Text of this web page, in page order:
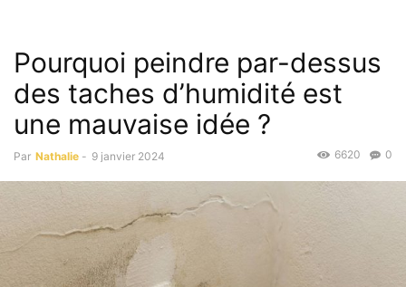
Pourquoi peindre par-dessus
des taches d’humidité est
une mauvaise idée ?
Par Nathalie - 9 janvier 2024 0
6620